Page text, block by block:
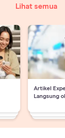
Lihat semua
Artikel
Langsung